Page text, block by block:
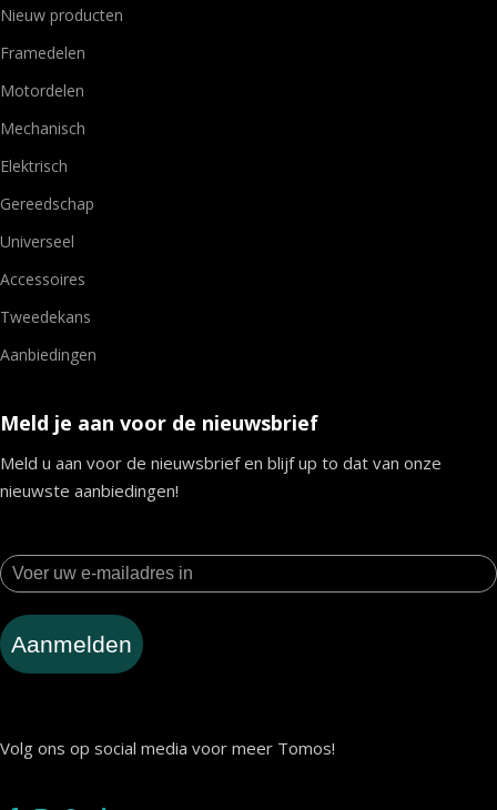
Nieuw producten
Framedelen
Motordelen
Mechanisch
Elektrisch
Gereedschap
Universeel
Accessoires
Tweedekans
Aanbiedingen
Meld je aan voor de nieuwsbrief
Meld u aan voor de nieuwsbrief en blijf up to dat van onze
nieuwste aanbiedingen!
Aanmelden
Volg ons op social media voor meer Tomos!